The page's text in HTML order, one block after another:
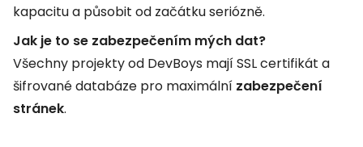
kapacitu a působit od začátku seriózně.
Jak je to se zabezpečením mých dat?
Všechny projekty od DevBoys mají SSL certifikát a
šifrované databáze pro maximální zabezpečení
stránek.